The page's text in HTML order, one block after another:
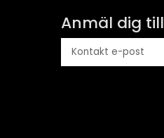
Anmäl dig